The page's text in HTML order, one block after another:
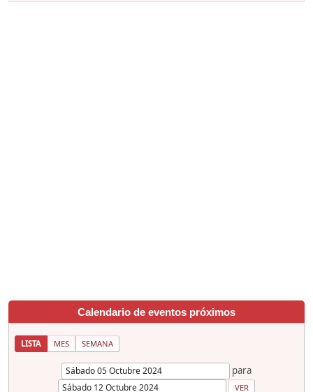
Calendario de eventos próximos
LISTA MES SEMANA
para